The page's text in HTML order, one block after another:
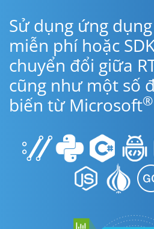
Sử dụng ứng
miễn phí hoặc
chuyển đổi giữa
cũng như một số
biến từ Microsoft®